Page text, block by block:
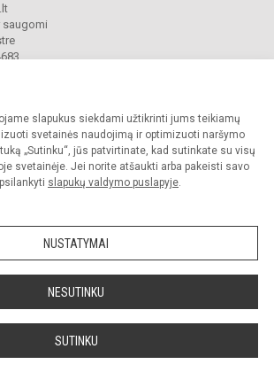
slapukus siekdami užtikrinti jums teikiamų
svetainės naudojimą ir optimizuoti naršymo
„Sutinku“, jūs patvirtinate, kad sutinkate su visų
svetainėje. Jei norite atšaukti arba pakeisti savo
slapukų valdymo puslapyje.
NUSTATYMAI
NESUTINKU
SUTINKU
saugomi
„Saulės“ gimnazija. Visos teisės saugomos.
gimnazijos sutikimo griežtai draudžiama.
paraiška Slapukų valdymas
atnaujinti